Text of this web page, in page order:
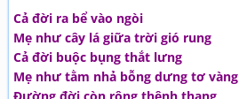
Cả đời ra bể vào ngòi
Mẹ như cây lá giữa trời gió rung
Cả đời buộc bụng thắt lưng
Mẹ như tằm nhả bỗng dưng tơ vàng